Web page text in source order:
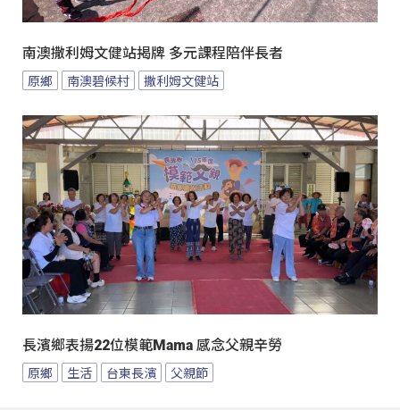
南澳撒利姆文健站揭牌 多元課程陪伴長者
原鄉 南澳碧候村 撒利姆文健站
長濱鄉表揚22位模範Mama 感念父親辛勞
原鄉 生活 台東長濱 父親節